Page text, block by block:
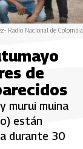
Radio Nacional de Colombia
de
murui muina
están
durante 30